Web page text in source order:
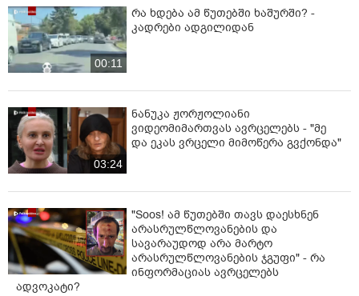
00:11
რა ხდება ამ წუთებში ხაშურში? -
კადრები ადგილიდან
03:24
ნანუკა ჟორჟოლიანი
ვიდეომიმართვას ავრცელებს - "მე
და ეკას ვრცელი მიმოწერა გვქონდა"
"Soos! ამ წუთებში თავს დაესხნენ
არასრულწლოვანების და
სავარაუდოდ არა მარტო
არასრულწლოვანების ჯგუფი" - რა
ინფორმაციას ავრცელებს
ადვოკატი?